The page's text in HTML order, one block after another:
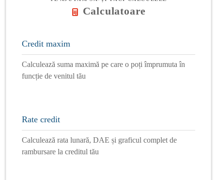
Calculatoare
Credit maxim
Calculează suma maximă pe care o poți împrumuta în
funcție de venitul tău
Rate credit
Calculează rata lunară, DAE și graficul complet de
rambursare la creditul tău